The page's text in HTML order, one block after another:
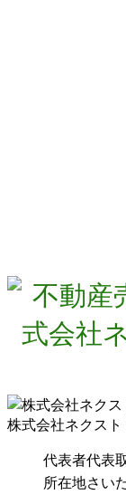
株式会社ネクス
代表者代表
所在地さい